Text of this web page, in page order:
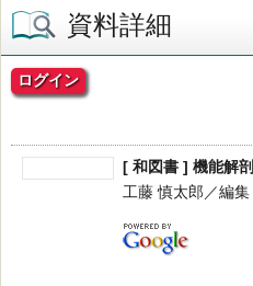
資料詳細
ログイン
[ 和図書 ] 機能解
工藤 慎太郎／編